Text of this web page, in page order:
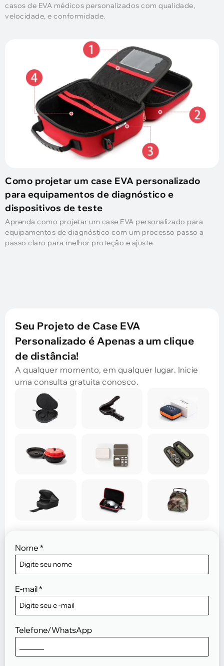
casos de EVA médicos personalizados com qualidade,
velocidade, e conformidade.
Como projetar um case EVA personalizado
para equipamentos de diagnóstico e
dispositivos de teste
Aprenda como projetar um case EVA personalizado para
equipamentos de diagnóstico com um processo passo a
passo claro para melhor proteção e ajuste.
Nome *
E-mail*
Telefone/WhatsApp
Seu Projeto de Case EVA
Personalizado é Apenas a um clique
de distância!
A qualquer momento, em qualquer lugar. Inicie
uma consulta gratuita conosco.